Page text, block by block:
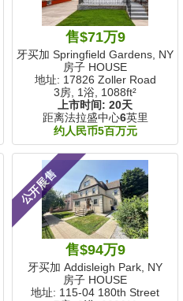
售$71万9
牙买加 Springfield Gardens, NY
房子 HOUSE
地址: 17826 Zoller Road
3房, 1浴, 1088ft²
上市时间: 20天
距离法拉盛中心6英里
约人民币5百万元
公开展售
售$94万9
牙买加 Addisleigh Park, NY
房子 HOUSE
地址: 115-04 180th Street